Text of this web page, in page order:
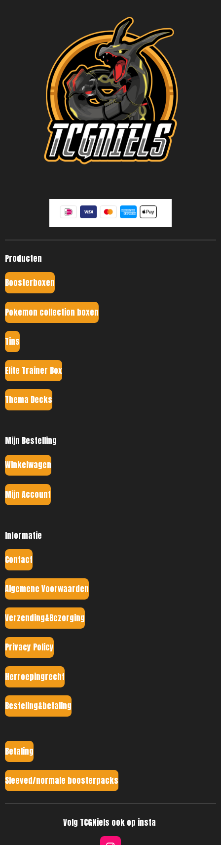
Producten
Boosterboxen
Pokemon collection boxen
Tins
Elite Trainer Box
Thema Decks
Mijn Bestelling
Winkelwagen
Mijn Account
Informatie
Contact
Algemene Voorwaarden
Verzending&Bezorging
Privacy Policy
Herroepingrecht
Besteling&betaling
Betaling
Sleeved/normale boosterpacks
Volg TCGNiels ook op insta